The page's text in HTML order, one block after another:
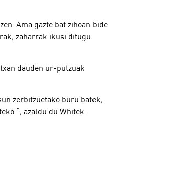
Ama gazte bat zihoan bide
zaharrak ikusi ditugu.
dauden ur-putzuak
zerbitzuetako buru batek,
“, azaldu du Whitek.